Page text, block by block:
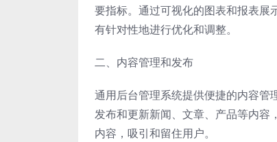
要指标。通过可视化的图表和报表展
有针对性地进行优化和调整。
二、内容管理和发布
通用后台管理系统提供便捷的内容管
发布和更新新闻、文章、产品等内容
内容，吸引和留住用户。